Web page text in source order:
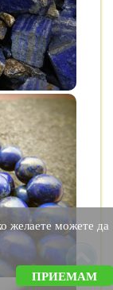
желаете можете да
ПРИЕМАМ